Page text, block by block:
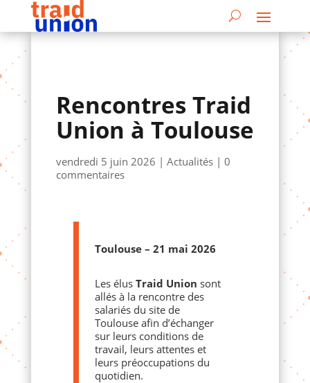
Rencontres Traid
Union à Toulouse
vendredi 5 juin 2026 | Actualités| 0
commentaires
Toulouse – 21 mai 2026
Les élus Traid Union sont
allés à la rencontre des
salariés du site de
Toulouse afin d’échanger
sur leurs conditions de
travail, leurs attentes et
leurs préoccupations du
quotidien.